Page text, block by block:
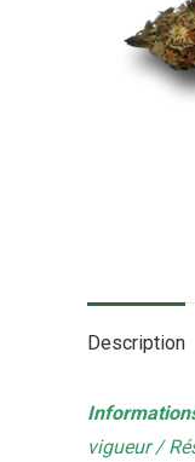
Description
vigueur /